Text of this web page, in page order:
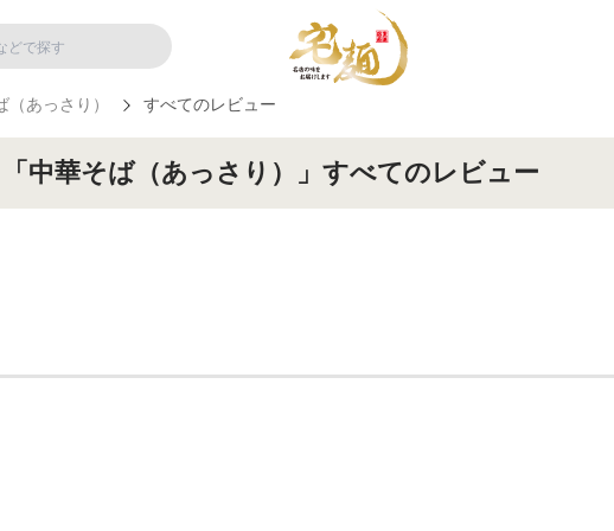
あっさり） すべてのレビュー
中華そば（あっさり）」すべてのレビュー